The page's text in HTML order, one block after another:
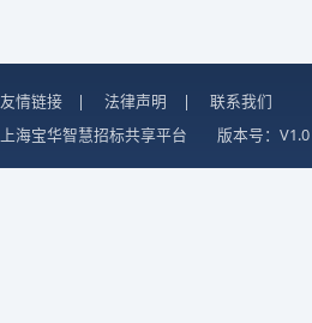
友情链接 | 法律声明 |
联系我们
上海宝华智慧招标共享平台
版本号：V1.0